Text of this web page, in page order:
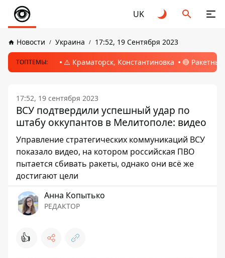
UK
Новости Украина 17:52, 19 Сентября 2023
ТОПТЕМЫ: ⚠️ Краматорск, Константиновка 🔴
17:52, 19 сентября 2023
ВСУ подтвердили успешный удар по
штабу оккупантов в Мелитополе: видео
Управление стратегических коммуникаций ВСУ
показало видео, на котором российская ПВО
пытается сбивать ракеты, однако они всё же
достигают цели
Анна Копытько
РЕДАКТОР
👍